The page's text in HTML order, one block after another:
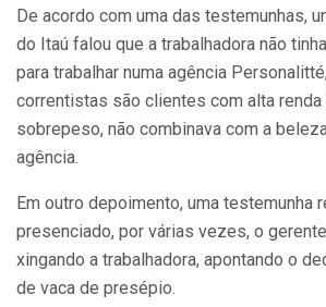
De acordo com uma das testemunhas,
do Itaú falou que a trabalhadora não
para trabalhar numa agência
correntistas são clientes com alta
sobrepeso, não combinava com a
agência.
Em outro depoimento, uma testemunha
presenciado, por várias vezes, o
xingando a trabalhadora, apontando o
de vaca de presépio.